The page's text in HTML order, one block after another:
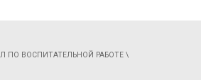
ПО ВОСПИТАТЕЛЬНОЙ РАБОТЕ \